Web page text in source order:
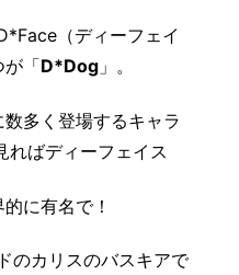
（ディーフェイ
が「D*Dog」。
多く登場するキャラ
ればディーフェイス
に有名で！
のカリスのバスキアで